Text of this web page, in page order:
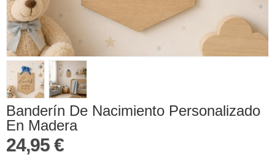
Banderín De Nacimiento Personalizado
En Madera
24,95 €